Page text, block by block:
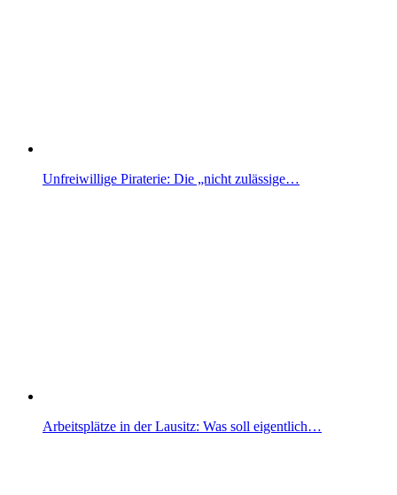
Unfreiwillige Piraterie: Die „nicht zulässige…
Arbeitsplätze in der Lausitz: Was soll eigentlich…